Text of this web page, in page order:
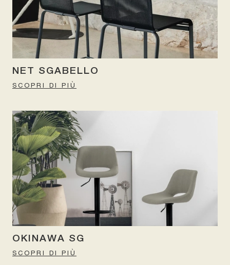
NET SGABELLO
SCOPRI DI PIÙ
OKINAWA SG
SCOPRI DI PIÙ